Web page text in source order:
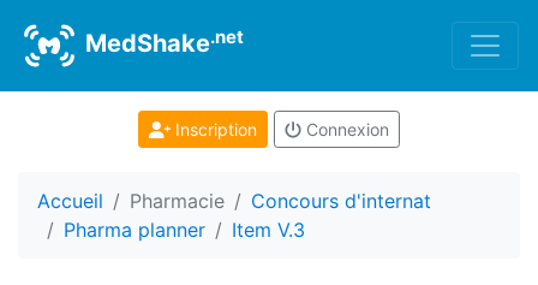
MedShake.net
Inscription Connexion
Accueil Pharmacie
Concours d'internat
Pharma planner
Item V.3